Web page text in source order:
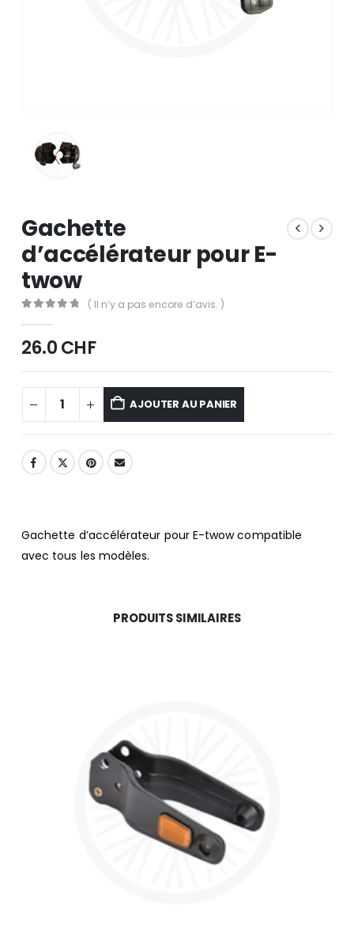
Gachette
d’accélérateur pour E-
twow
( Il n’y a pas encore d’avis. )
26.0CHF
AJOUTER AU PANIER
Gachette d’accélérateur pour E-twow compatible
avec tous les modèles.
PRODUITS SIMILAIRES